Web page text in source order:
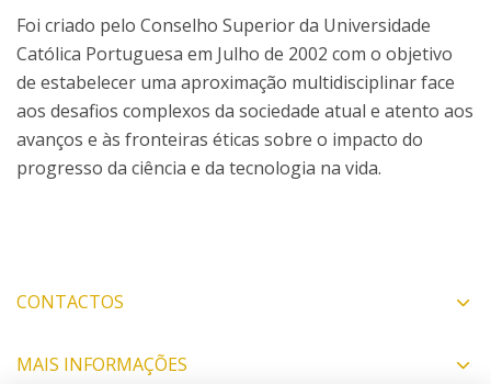
Foi criado pelo Conselho Superior da Universidade
Católica Portuguesa em Julho de 2002 com o objetivo
de estabelecer uma aproximação multidisciplinar face
aos desafios complexos da sociedade atual e atento aos
avanços e às fronteiras éticas sobre o impacto do
progresso da ciência e da tecnologia na vida.
CONTACTOS
MAIS INFORMAÇÕES